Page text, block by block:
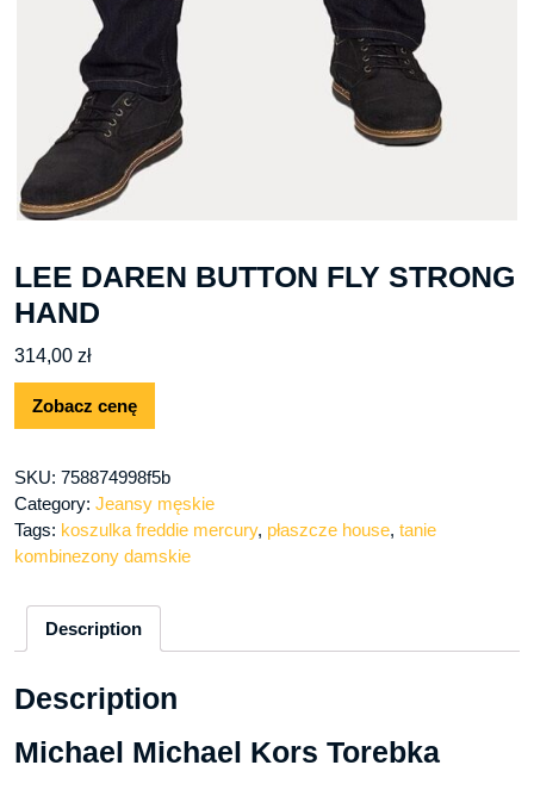
LEE DAREN BUTTON FLY STRONG
HAND
314,00 zł
Zobacz cenę
SKU: 758874998f5b
Category: Jeansy męskie
Tags: koszulka freddie mercury, płaszcze house, tanie
kombinezony damskie
Description
Description
Michael Michael Kors Torebka